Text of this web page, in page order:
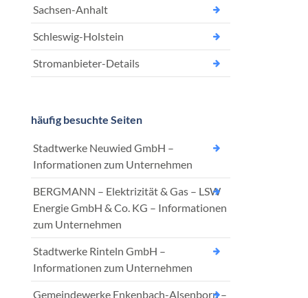
Sachsen-Anhalt
Schleswig-Holstein
Stromanbieter-Details
häufig besuchte Seiten
Stadtwerke Neuwied GmbH –
Informationen zum Unternehmen
BERGMANN – Elektrizität & Gas – LSW
Energie GmbH & Co. KG – Informationen
zum Unternehmen
Stadtwerke Rinteln GmbH –
Informationen zum Unternehmen
Gemeindewerke Enkenbach-Alsenborn –